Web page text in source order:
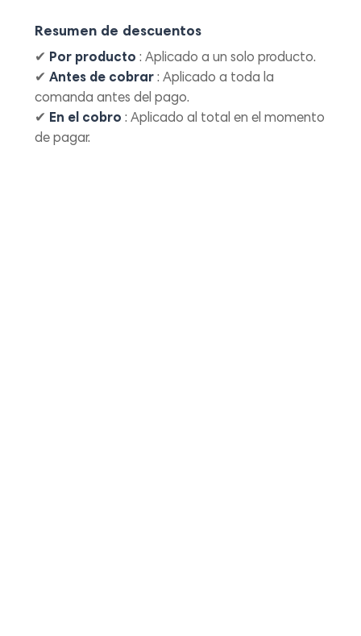
Resumen de descuentos
✔ Por producto : Aplicado a un solo producto.
✔Antes de cobrar : Aplicado a toda la
comanda antes del pago.
✔ En el cobro : Aplicado al total en el momento
de pagar.